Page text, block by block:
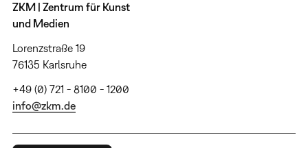
ZKM | Zentrum für Kunst
und Medien
Lorenzstraße 19
76135 Karlsruhe
+49 (0) 721 - 8100 - 1200
info@zkm.de